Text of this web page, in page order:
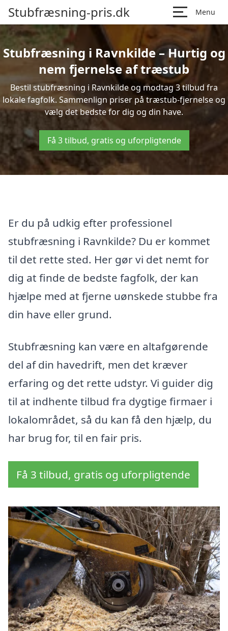
Stubfræsning-pris.dk Menu
Stubfræsning i Ravnkilde – Hurtig og
nem fjernelse af træstub
Bestil stubfræsning i Ravnkilde og modtag 3 tilbud fra
lokale fagfolk. Sammenlign priser på træstub-fjernelse og
vælg det bedste for dig og din have.
Få 3 tilbud, gratis og uforpligtende
Er du på udkig efter professionel
stubfræsning i Ravnkilde? Du er kommet
til det rette sted. Her gør vi det nemt for
dig at finde de bedste fagfolk, der kan
hjælpe med at fjerne uønskede stubbe fra
din have eller grund.
Stubfræsning kan være en altafgørende
del af din havedrift, men det kræver
erfaring og det rette udstyr. Vi guider dig
til at indhente tilbud fra dygtige firmaer i
lokalområdet, så du kan få den hjælp, du
har brug for, til en fair pris.
Få 3 tilbud, gratis og uforpligtende